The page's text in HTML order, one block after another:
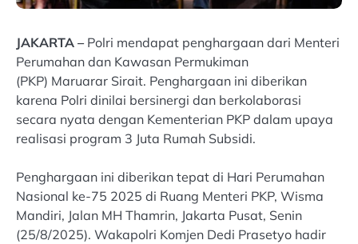
JAKARTA – Polri mendapat penghargaan dari Menteri
Perumahan dan Kawasan Permukiman
(PKP) Maruarar Sirait. Penghargaan ini diberikan
karena Polri dinilai bersinergi dan berkolaborasi
secara nyata dengan Kementerian PKP dalam upaya
realisasi program 3 Juta Rumah Subsidi.
Penghargaan ini diberikan tepat di Hari Perumahan
Nasional ke-75 2025 di Ruang Menteri PKP, Wisma
Mandiri, Jalan MH Thamrin, Jakarta Pusat, Senin
(25/8/2025). Wakapolri Komjen Dedi Prasetyo hadir